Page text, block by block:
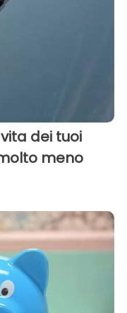
dei tuoi
meno